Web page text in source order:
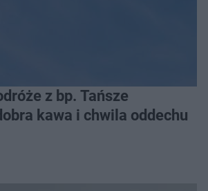
z bp. Tańsze
kawa i chwila oddechu